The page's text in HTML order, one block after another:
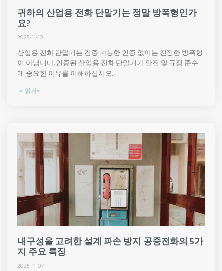
귀하의 산업용 전화 단말기는 정말 방폭형인가
요?
2025-11-10
산업용 전화 단말기는 검증 가능한 인증 없이는 진정한 방폭형
이 아닙니다. 인증된 산업용 전화 단말기가 안전 및 규정 준수
에 중요한 이유를 이해하십시오.
더 읽기»
내구성을 고려한 설계 파손 방지 공중전화의 5가
지 주요 특징
2025-11-07